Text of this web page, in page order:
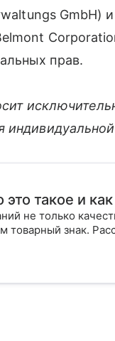
GmbH)
прав.
это такое и
не только
товарный знак.